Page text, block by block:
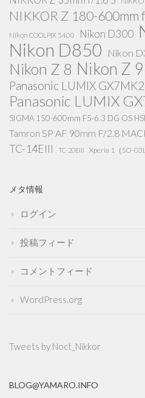
NIKKOR Z 180-600mm
Nikon COOLPIX 5400 Nikon D300
Nikon D850 Nikon
Nikon Z 8 Nikon Z 9
Panasonic LUMIX GX7MK2
Panasonic LUMIX
SIGMA 150-600mm F5-6.3 DG OS
Tamron SP AF 90mm F/2.8
TC-14EIII TC-20EIII Xperia 1（SO-03L
メタ情報
ログイン
投稿フィード
コメントフィード
WordPress.org
Tweets by Noct_Nikkor
BLOG@YAMARO.INFO